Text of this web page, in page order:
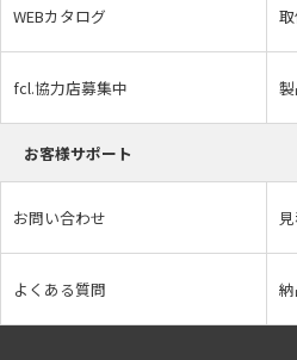
WEBカタログ
fcl.協力店募集中
お客様サポート
お問い合わせ
よくある質問